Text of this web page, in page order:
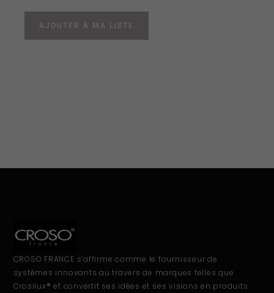
AJOUTER À MA LISTE
CROSO FRANCE s’affirme comme le fournisseur de
systèmes innovants au travers de marques telles que
Crosilux® et convertit ses idées et ses visions en produits